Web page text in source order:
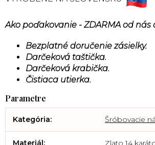
Ako poďakovanie - ZDARMA od nás
Bezplatné doručenie zásielky.
Darčeková taštička.
Darčeková krabička.
Čistiaca utierka.
Kategória: Šróbovacie
Materiál: Zlato 14